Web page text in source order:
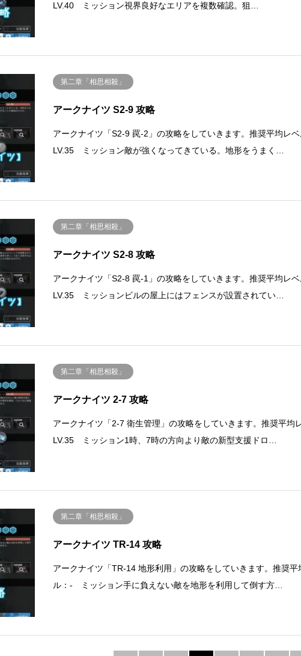
LV.40 ミッション視界良好なエリアを複数確認。狙…
第二章「相思相殺」
アークナイツ S2-9 攻略
アークナイツ「S2-9 罠-2」の攻略をしていきます。推奨平均レベ
LV.35 ミッション敵が強くなってきている。地形をうまく…
第二章「相思相殺」
アークナイツ S2-8 攻略
アークナイツ「S2-8 罠-1」の攻略をしていきます。推奨平均レベ
LV.35 ミッションビルの屋上にはフェンスが設置されてい…
第二章「相思相殺」
アークナイツ 2-7 攻略
アークナイツ「2-7 衛生管理」の攻略をしていきます。推奨平均
LV.35 ミッション1時、7時の方向より敵の新型支援ドロ…
第二章「相思相殺」
アークナイツ TR-14 攻略
アークナイツ「TR-14 地形利用」の攻略をしていきます。推奨平
ル：- ミッション手に負えない敵を地形を利用して倒す方…